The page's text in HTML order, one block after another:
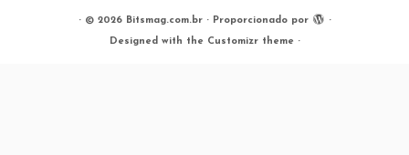
· © 2026 Bitsmag.com.br· Proporcionado por ·
Designed with the Customizr theme ·